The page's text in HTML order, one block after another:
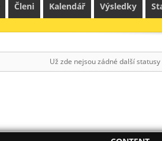
Členi Kalendář Výsledky
Už zde nejsou zádné další statusy